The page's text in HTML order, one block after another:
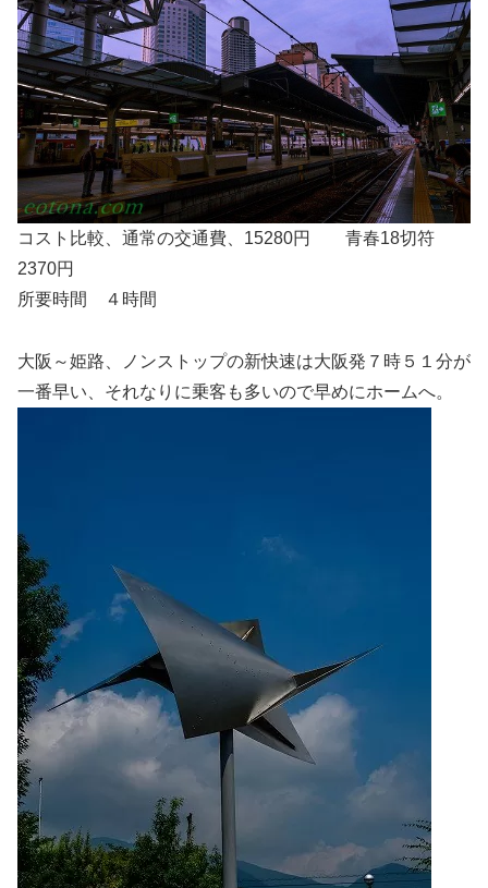
コスト比較、通常の交通費、15280円 青春18切符
2370円
所要時間 ４時間
大阪～姫路、ノンストップの新快速は大阪発７時５１分が
一番早い、それなりに乗客も多いので早めにホームへ。